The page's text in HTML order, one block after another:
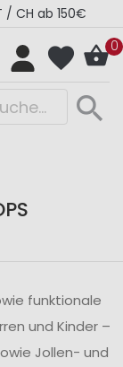
Super Sale
0
funktionale
und Kinder –
Jollen- und